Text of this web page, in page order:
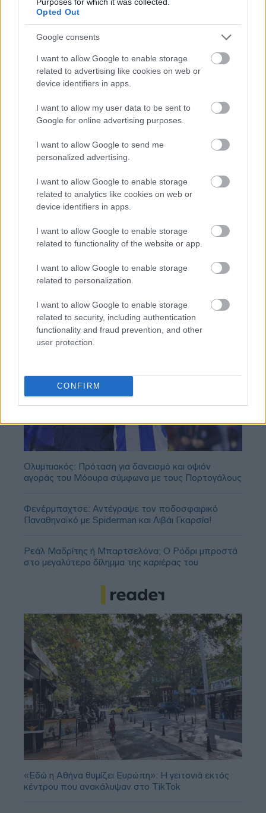
Opted Out
Google consents
I want to allow Google to enable storage
related to advertising like cookies on web or
device identifiers in apps.
I want to allow my user data to be sent to
Google for online advertising purposes.
I want to allow Google to send me
personalized advertising.
I want to allow Google to enable storage
related to analytics like cookies on web or
device identifiers in apps.
I want to allow Google to enable storage
related to functionality of the website or app.
I want to allow Google to enable storage
related to personalization.
I want to allow Google to enable storage
related to security, including authentication
functionality and fraud prevention, and other
user protection.
CONFIRM
Ποια είναι η (κυβερνητική) λίστα με τα μεγάλα
οδικά έργα και τα εκτιμώμενα
χρονοδιαγράμματα
Δυτ. Αττική: Το χρονοδιάγραμμα
αποκατάστασης μετά τη φωτιά - Στόχος η
έναρξη των έργων πριν τις 15/9
TAGS:
BEST OFINTERNET
Ολυμπιακός: Πρόταση για δανεισμό και οψιόν
αγοράς του Μόουρα σύμφωνα με τους Πορτογάλους
Φενέρμπαχτσε: Αντέγραψε τον ποδοσφαιρικό
Παναθηναϊκό με Spiderman και Λιβάι Γκαρσία!
Ρεάλ Μαδρίτης ή Μπαρτσελόνα; Ο Ρόδρι μπροστά
στο μεγαλύτερο δίλημμα της καριέρας του
«Εδώ η Αθήνα θυμίζει Ευρώπη»: H γειτονιά εκτός
κέντρου που ανακάλυψαν στο TikTok